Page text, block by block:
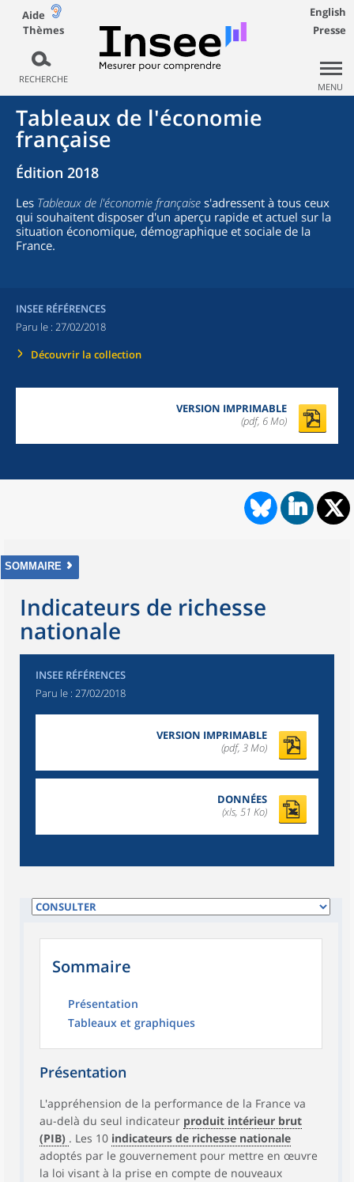
Aide
Thèmes
RECHERCHE
English
Presse
MENU
Tableaux de l'économie
française
Édition 2018
Les Tableaux de l'économie française s'adressent à tous ceux
qui souhaitent disposer d'un aperçu rapide et actuel sur la
situation économique, démographique et sociale de la
France.
INSEE RÉFÉRENCES
Paru le : 27/02/2018
Découvrir la collection
VERSION IMPRIMABLE
(pdf, 6 Mo)
SOMMAIRE
Indicateurs de richesse
nationale
INSEE RÉFÉRENCES
Paru le : 27/02/2018
VERSION IMPRIMABLE
(pdf, 3 Mo)
DONNÉES
(xls, 51 Ko)
Sommaire
Présentation
Tableaux et graphiques
Présentation
L'appréhension de la performance de la France va
au-delà du seul indicateur produit intérieur brut
(PIB) . Les 10 indicateurs de richesse nationale
adoptés par le gouvernement pour mettre en œuvre
la loi visant à la prise en compte de nouveaux